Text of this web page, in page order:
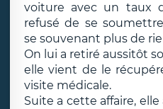
voiture avec un taux
refusé de se
se souvenant plus de
On lui a retiré aussitôt
elle vient de le
visite médicale.
Suite a cette affaire,